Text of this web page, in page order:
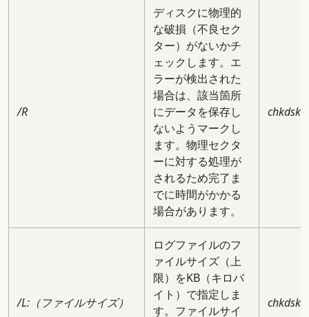
/R
ディスクに物理的
な破損（不良セク
ター）がないかチ
ェックします。エ
ラーが検出された
場合は、該当箇所
にデータを保存し
ないようマークし
ます。物理セクタ
ーに対する処理が
されるため完了ま
でに時間がかかる
場合があります。
chkdsk
/L:（ファイルサイズ）
ログファイルのフ
ァイルサイズ（上
限）をKB（キロバ
イト）で指定しま
す。ファイルサイ
chkdsk